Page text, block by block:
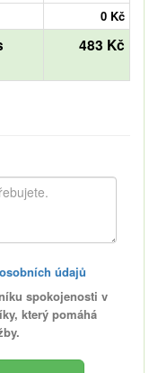
0 Kč
483 Kč
údajů
spokojenosti v
který pomáhá